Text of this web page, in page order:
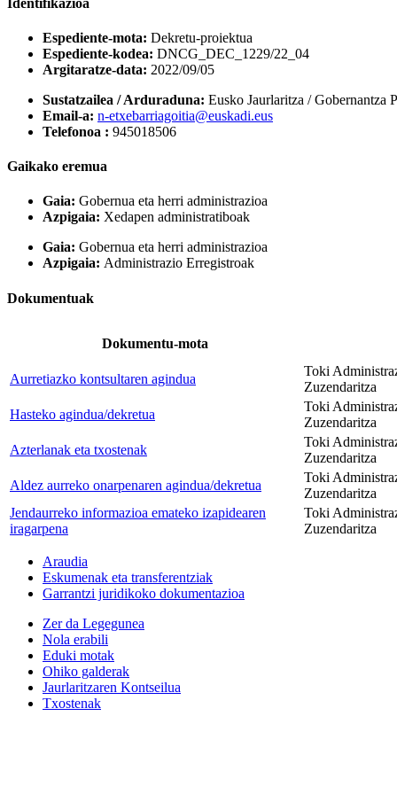
Espediente-mota: Dekretu-proiektua
Espediente-kodea: DNCG_DEC_1229/22_04
Argitaratze-data: 2022/09/05
Sustatzailea / Arduraduna: Eusko Jaurlaritza / Gobernantza
Email-a: n-etxebarriagoitia@euskadi.eus
Telefonoa : 945018506
Gaikako eremua
Gaia: Gobernua eta herri administrazioa
Azpigaia: Xedapen administratiboak
Gaia: Gobernua eta herri administrazioa
Azpigaia: Administrazio Erregistroak
Dokumentuak
Dokumentu-mota
Aurretiazko kontsultaren agindua
Toki
Zuzendaritza
Hasteko agindua/dekretua
Toki
Zuzendaritza
Azterlanak eta txostenak
Toki
Zuzendaritza
Aldez aurreko onarpenaren agindua/dekretua
Toki
Zuzendaritza
Jendaurreko informazioa emateko izapidearen
iragarpena
Toki
Zuzendaritza
Araudia
Eskumenak eta transferentziak
Garrantzi juridikoko dokumentazioa
Zer da Legegunea
Nola erabili
Eduki motak
Ohiko galderak
Jaurlaritzaren Kontseilua
Txostenak